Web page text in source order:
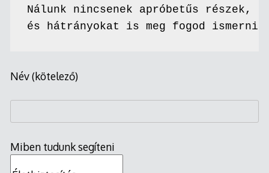
Nálunk nincsenek apróbetűs részek,
és hátrányokat is meg fogod ismerni.
Név (kötelező)
Miben tudunk segíteni